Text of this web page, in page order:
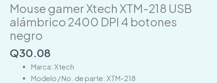
Mouse gamer Xtech XTM-218 USB
alámbrico 2400 DPI 4 botones
negro
Q30.08
Marca: Xtech
Modelo / No. de parte: XTM-218
alámbrico
2400
DPI
botones
negro
cantidad